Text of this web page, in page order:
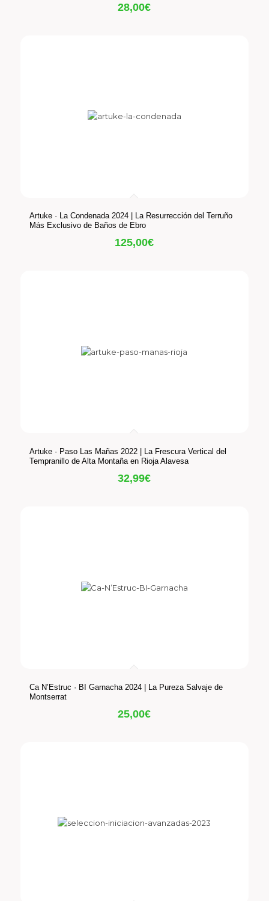
28,00€
Artuke · La Condenada 2024 | La Resurrección del Terruño
Más Exclusivo de Baños de Ebro
125,00€
Artuke · Paso Las Mañas 2022 | La Frescura Vertical del
Tempranillo de Alta Montaña en Rioja Alavesa
32,99€
Ca N’Estruc · BI Garnacha 2024 | La Pureza Salvaje de
Montserrat
25,00€